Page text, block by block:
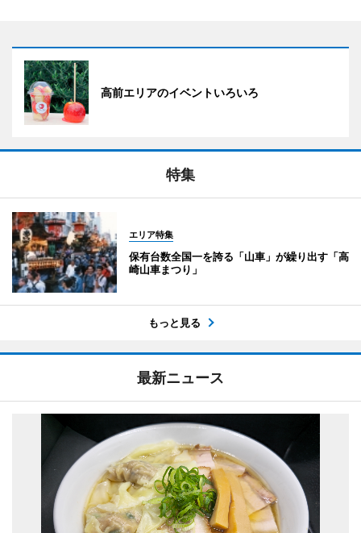
高前エリアのイベントいろいろ
特集
エリア特集
保有台数全国一を誇る「山車」が繰り出す「高
崎山車まつり」
もっと見る
最新ニュース